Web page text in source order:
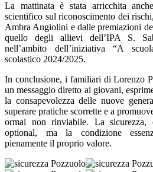
La mattinata è stata arricchita
scientifico sul riconoscimento dei
Ambra Angiolini e dalle premiazioni
quello degli allievi dell’IPA S.
nell’ambito dell’iniziativa “A
scolastico 2024/2025.
In conclusione, i familiari di Lorenzo
un messaggio diretto ai giovani,
la consapevolezza delle nuove
superare pratiche scorrette e a
ormai non rinviabile. La
optional, ma la condizione
pienamente il proprio valore.